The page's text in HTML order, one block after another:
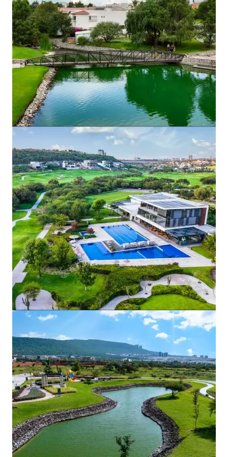
mixtos
Complejos que integran comercio, oficinas
corporativas, residencia vertical y hotelería. El
proyecto principal es Andares en Guadalajara con
13.3 hectáreas que incluye centro comercial, nueve
torres residenciales, cuatro torres corporativas
clase A y A+, hotel Hyatt Regency y espacios para
eventos.
02
Desarrollos residenciales
Fraccionamientos horizontales premium con
campos de golf, casa club y amenidades
deportivas. Portafolio incluye El Campanario (550
hectáreas), La Espiga (288 hectáreas), El Molino
(608 hectáreas), Punta Tiburón (386 hectáreas),
Mayakoba (161 hectáreas) y Los Robles (115
hectáreas).
03
Complejos para corporativos
Edificios clase A y A+ para oficinas. En Andares
opera 63,816 m² de oficinas clase A+ y 17,350 m²
de oficinas clase A con inquilinos como Banamex,
PepsiCo, Jabil, Hershey's, UBS, Astra Zeneca y GNP.